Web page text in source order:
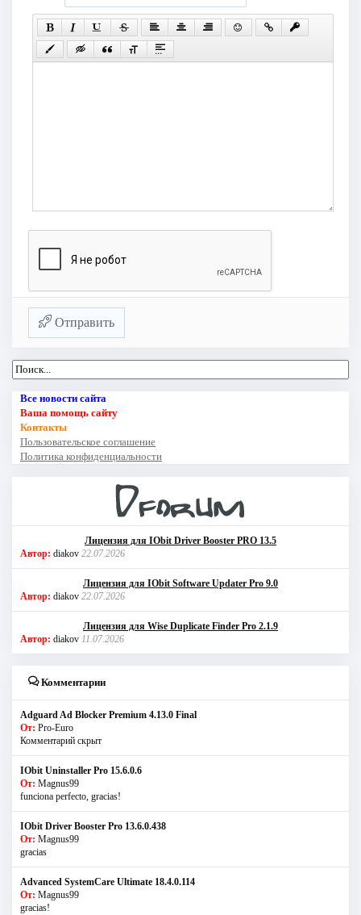
Отправить
Все новости сайта
Ваша помощь сайту
Контакты
Пользовательское соглашение
Политика конфиденциальности
Лицензия для IObit Driver Booster PRO 13.5
Автор: diakov 22.07.2026
Лицензия для IObit Software Updater Pro 9.0
Автор: diakov 22.07.2026
Лицензия для Wise Duplicate Finder Pro 2.1.9
Автор: diakov 11.07.2026
Комментарии
Adguard Ad Blocker Premium 4.13.0 Final
От: Pro-Euro
Комментарий скрыт
IObit Uninstaller Pro 15.6.0.6
От: Magnus99
funciona perfecto, gracias!
IObit Driver Booster Pro 13.6.0.438
От: Magnus99
gracias
Advanced SystemCare Ultimate 18.4.0.114
От: Magnus99
gracias!